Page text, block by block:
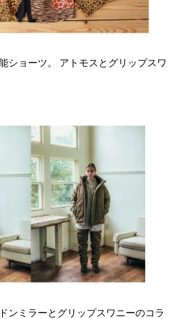
ショーツ。 アトモスとグリップスワ
ンミラーとグリップスワニーのコラ